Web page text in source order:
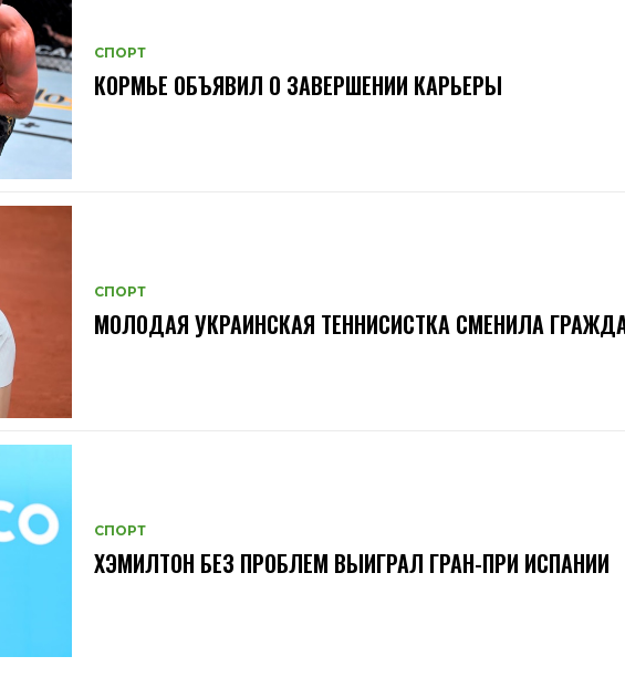
СПОРТ
КОРМЬЕ ОБЪЯВИЛ О ЗАВЕРШЕНИИ КАРЬЕРЫ
СПОРТ
МОЛОДАЯ УКРАИНСКАЯ ТЕННИСИСТКА СМЕНИЛА
СПОРТ
ХЭМИЛТОН БЕЗ ПРОБЛЕМ ВЫИГРАЛ ГРАН-ПРИ ИСПАНИИ